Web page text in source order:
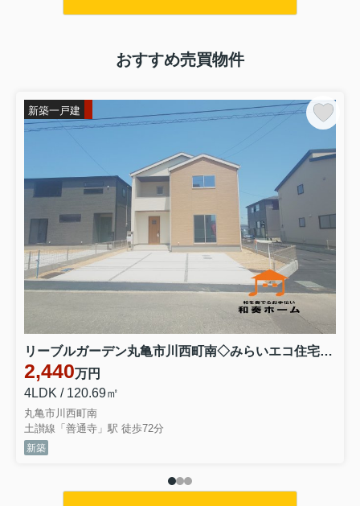
おすすめ売買物件
新築一戸建
リーブルガーデン丸亀市川西町南◇みらいエコ住宅補助金対象のお得な長期優良住宅です。 ３号棟
2,440万円
4LDK / 120.69㎡
丸亀市川西町南
土讃線「善通寺」駅 徒歩72分
新築